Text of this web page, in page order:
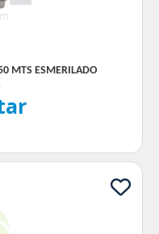
MTS ESMERILADO